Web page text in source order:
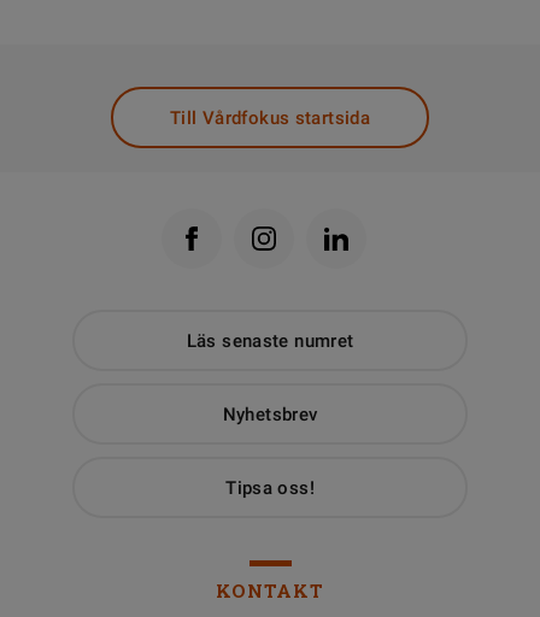
Till Vårdfokus startsida
Läs senaste numret
Nyhetsbrev
Tipsa oss!
KONTAKT